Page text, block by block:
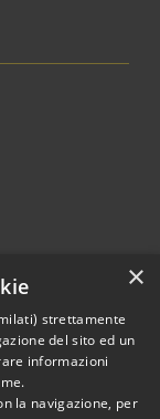
2026 • Comune di
×
strettamente
del sito ed un
informazioni
la navigazione, per